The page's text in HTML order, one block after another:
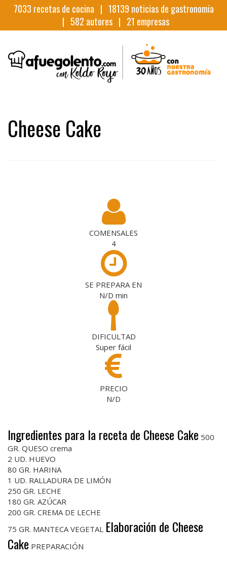
7033 recetas de cocina | 18139 noticias de gastronomia
| 582 autores | 21 empresas
Cheese Cake
COMENSALES
4
SE PREPARA EN
N/D min
DIFICULTAD
Super fácil
PRECIO
N/D
Ingredientes para la receta de Cheese Cake 500
GR. QUESO crema
2 UD. HUEVO
80 GR. HARINA
1 UD. RALLADURA DE LIMÓN
250 GR. LECHE
180 GR. AZÚCAR
200 GR. CREMA DE LECHE
75 GR. MANTECA VEGETAL Elaboración de Cheese
Cake PREPARACIÓN